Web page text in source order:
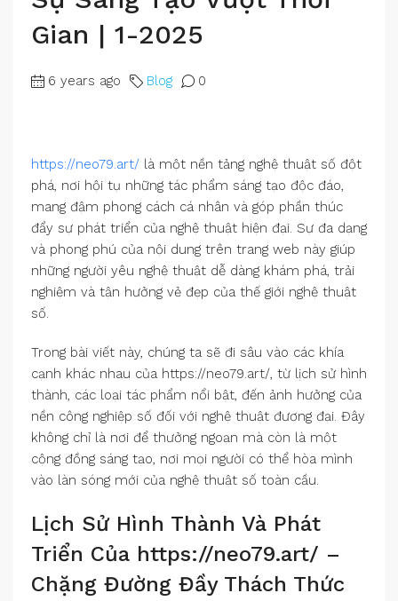
Gian | 1-2025
6 years ago Blog 0
https://neo79.art/ là một nền tảng nghệ thuật số đột
phá, nơi hội tụ những tác phẩm sáng tạo độc đáo,
mang đậm phong cách cá nhân và góp phần thúc
đẩy sự phát triển của nghệ thuật hiện đại. Sự đa dạng
và phong phú của nội dung trên trang web này giúp
những người yêu nghệ thuật dễ dàng khám phá, trải
nghiệm và tận hưởng vẻ đẹp của thế giới nghệ thuật
số.
Trong bài viết này, chúng ta sẽ đi sâu vào các khía
cạnh khác nhau của https://neo79.art/, từ lịch sử hình
thành, các loại tác phẩm nổi bật, đến ảnh hưởng của
nền công nghiệp số đối với nghệ thuật đương đại. Đây
không chỉ là nơi để thưởng ngoạn mà còn là một
cộng đồng sáng tạo, nơi mọi người có thể hòa mình
vào làn sóng mới của nghệ thuật số toàn cầu.
Lịch Sử Hình Thành Và Phát
Triển Của https://neo79.art/ –
Chặng Đường Đầy Thách Thức